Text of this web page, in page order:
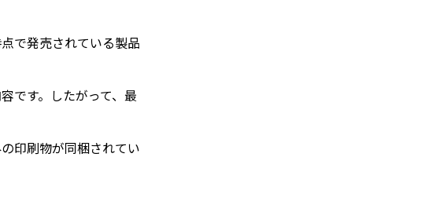
で発売されている製品
です。したがって、最
印刷物が同梱されてい